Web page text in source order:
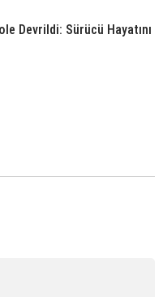
Devrildi: Sürücü Hayatını